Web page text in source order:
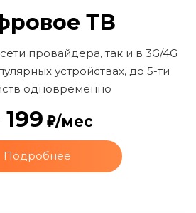
ТВ
провайдера, так и в 3G/4G
устройствах, до 5-ти
одновременно
199 /мес
Подробнее